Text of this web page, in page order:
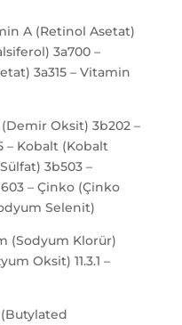
A (Retinol Asetat)
3a700 –
3a315 – Vitamin
(Demir Oksit) 3b202 –
– Kobalt (Kobalt
3b503 –
– Çinko (Çinko
Selenit)
(Sodyum Klorür)
Oksit) 11.3.1 –
(Butylated